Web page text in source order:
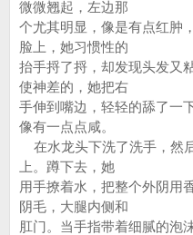
微微翘起，左边那
个尤其明显，像是有点红肿
脸上，她习惯性的
抬手捋了捋，却发现头发
使神差的，她把右
手伸到嘴边，轻轻的舔了一
像有一点点咸。
在水龙头下洗了洗手，然
上。蹲下去，她
用手撩着水，把整个外阴用
阴毛，大腿内侧和
肛门。当手指带着细腻的泡